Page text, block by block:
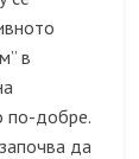
в
по-добре.
да